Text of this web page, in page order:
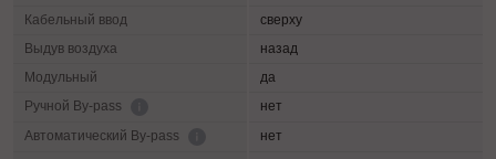
Кабельный ввод
сверху
Выдув воздуха
назад
Модульный
да
Ручной By-pass
нет
Автоматический By-pass
нет